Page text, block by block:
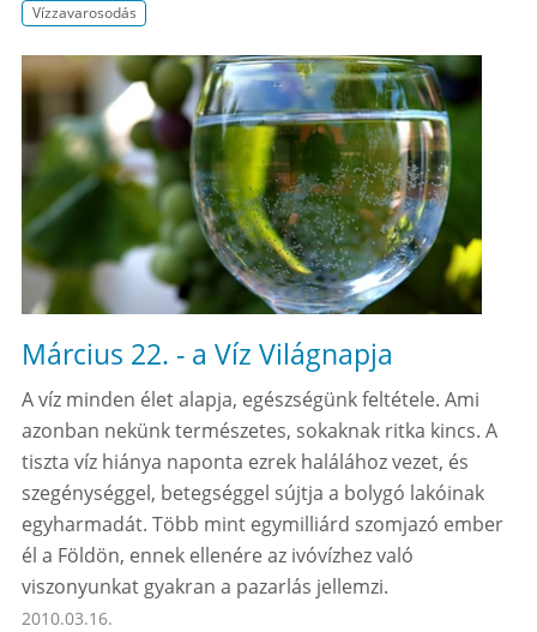
Vízzavarosodás
Március 22. - a Víz Világnapja
A víz minden élet alapja, egészségünk feltétele. Ami
azonban nekünk természetes, sokaknak ritka kincs. A
tiszta víz hiánya naponta ezrek halálához vezet, és
szegénységgel, betegséggel sújtja a bolygó lakóinak
egyharmadát. Több mint egymilliárd szomjazó ember
él a Földön, ennek ellenére az ivóvízhez való
viszonyunkat gyakran a pazarlás jellemzi.
2010.03.16.